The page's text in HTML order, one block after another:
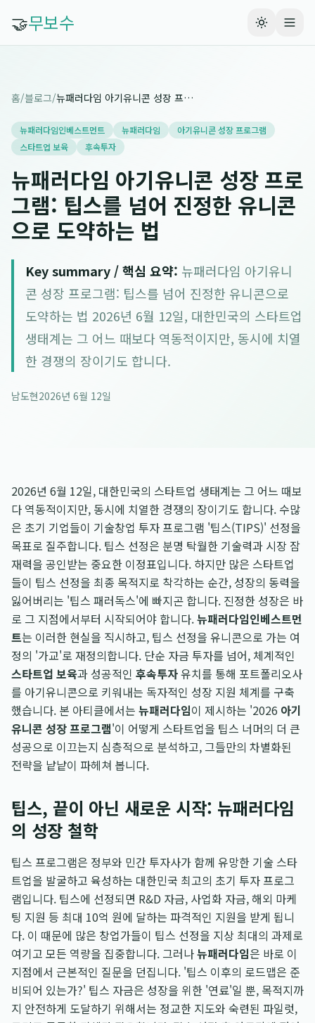
🤝무보수
홈/블로그/ 뉴패러다임 아기유니콘 성장 프로그램: 팁스를 넘어 진정한 유니콘으로 도약하는 법
뉴패러다임인베스트먼트 뉴패러다임
아기유니콘 성장 프로그램
스타트업 보육
후속투자
뉴패러다임 아기유니콘 성장 프로
그램: 팁스를 넘어 진정한 유니콘
으로 도약하는 법
Key summary / 핵심 요약: 뉴패러다임 아기유니
콘 성장 프로그램: 팁스를 넘어 진정한 유니콘으로
도약하는 법 2026년 6월 12일, 대한민국의 스타트업
생태계는 그 어느 때보다 역동적이지만, 동시에 치열
한 경쟁의 장이기도 합니다.
남도현2026년 6월 12일
2026년 6월 12일, 대한민국의 스타트업 생태계는 그 어느 때보
다 역동적이지만, 동시에 치열한 경쟁의 장이기도 합니다. 수많
은 초기 기업들이 기술창업 투자 프로그램 '팁스(TIPS)' 선정을
목표로 질주합니다. 팁스 선정은 분명 탁월한 기술력과 시장 잠
재력을 공인받는 중요한 이정표입니다. 하지만 많은 스타트업
들이 팁스 선정을 최종 목적지로 착각하는 순간, 성장의 동력을
잃어버리는 '팁스 패러독스'에 빠지곤 합니다. 진정한 성장은 바
로 그 지점에서부터 시작되어야 합니다.뉴패러다임인베스트먼
트는 이러한 현실을 직시하고, 팁스 선정을 유니콘으로 가는 여
정의 '가교'로 재정의합니다. 단순 자금 투자를 넘어, 체계적인
스타트업 보육과 성공적인 후속투자유치를 통해 포트폴리오사
를 아기유니콘으로 키워내는 독자적인 성장 지원 체계를 구축
했습니다. 본 아티클에서는 뉴패러다임이 제시하는 '2026 아기
유니콘 성장 프로그램'이 어떻게 스타트업을 팁스 너머의 더 큰
성공으로 이끄는지 심층적으로 분석하고, 그들만의 차별화된
전략을 낱낱이 파헤쳐 봅니다.
팁스, 끝이 아닌 새로운 시작: 뉴패러다임
의 성장 철학
팁스 프로그램은 정부와 민간 투자사가 함께 유망한 기술 스타
트업을 발굴하고 육성하는 대한민국 최고의 초기 투자 프로그
램입니다. 팁스에 선정되면 R&D 자금, 사업화 자금, 해외 마케
팅 지원 등 최대 10억 원에 달하는 파격적인 지원을 받게 됩니
다. 이 때문에 많은 창업가들이 팁스 선정을 지상 최대의 과제로
여기고 모든 역량을 집중합니다. 그러나뉴패러다임은 바로 이
지점에서 근본적인 질문을 던집니다. '팁스 이후의 로드맵은 준
비되어 있는가?' 팁스 자금은 성장을 위한 '연료'일 뿐, 목적지까
지 안전하게 도달하기 위해서는 정교한 지도와 숙련된 파일럿,